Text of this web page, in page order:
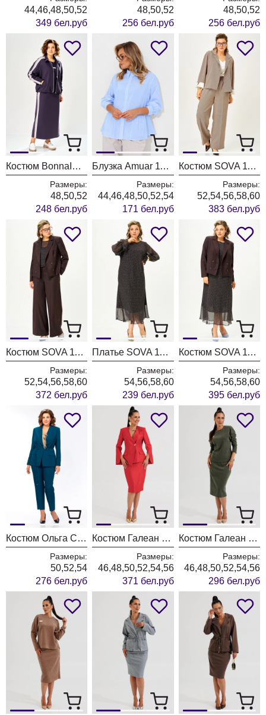
44,46,48,50,52
349 бел.руб
48,50,52
256 бел.руб
48,50,52
256 бел.руб
Костюм BonnaImage 1065/1 серо-фиолетовый
Размеры:
48,50,52
248 бел.руб
Блузка Amuar 1134 голубой
Размеры:
44,46,48,50,52,54
171 бел.руб
Костюм SOVA 11349 бежевый
Размеры:
52,54,56,58,60
383 бел.руб
Костюм SOVA 11346 коричневый
Размеры:
52,54,56,58,60
372 бел.руб
Платье SOVA 11347
Размеры:
54,56,58,60
239 бел.руб
Костюм SOVA 11348 коричневый
Размеры:
54,56,58,60
395 бел.руб
Костюм Ольга Стиль С1047 морская волна
Размеры:
50,52,54
276 бел.руб
Костюм Галеан Cтиль 1000 красный
Размеры:
46,48,50,52,54,56
371 бел.руб
Костюм Галеан Cтиль 990 хаки
Размеры:
46,48,50,52,54,56
296 бел.руб